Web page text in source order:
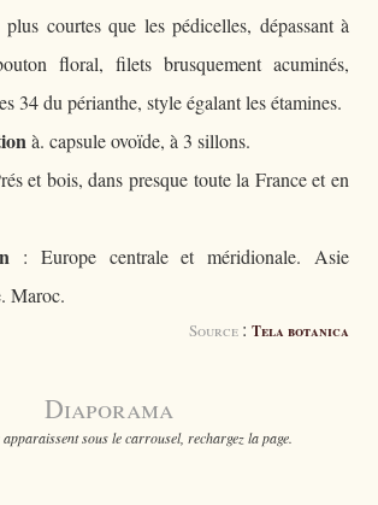
plus courtes que les pédicelles, dépassant à
floral, filets brusquement acuminés,
34 du périanthe, style égalant les étamines.
à. capsule ovoïde, à 3 sillons.
et bois, dans presque toute la France et en
: Europe centrale et méridionale. Asie
Maroc.
Source : Tela botanica
Diaporama
apparaissent sous le carrousel, rechargez la page.